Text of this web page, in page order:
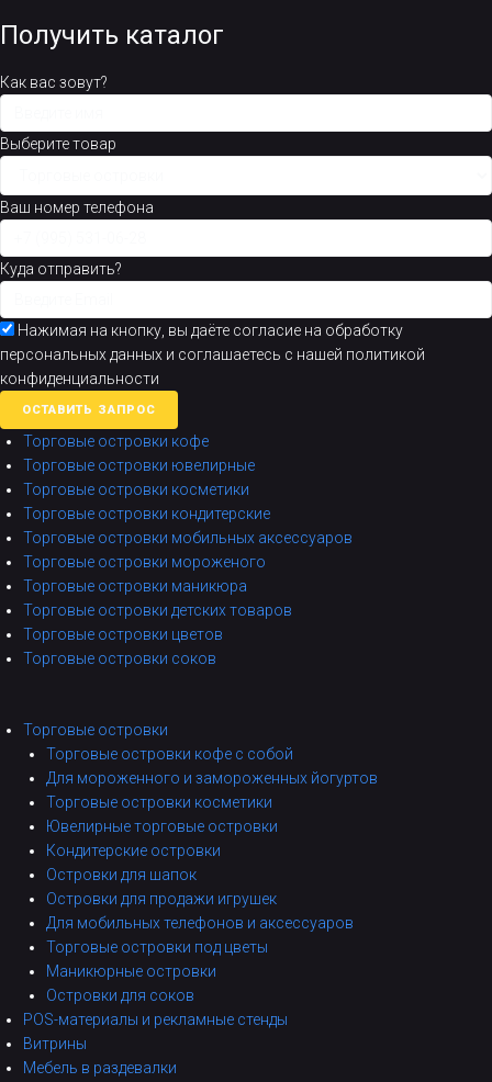
Получить каталог
Как вас зовут?
Выберите товар
Ваш номер телефона
Куда отправить?
Нажимая на кнопку, вы даёте согласие на обработку
персональных данных и соглашаетесь с нашей политикой
конфиденциальности
ОСТАВИТЬ ЗАПРОС
Торговые островки кофе
Торговые островки ювелирные
Торговые островки косметики
Торговые островки кондитерские
Торговые островки мобильных аксессуаров
Торговые островки мороженого
Торговые островки маникюра
Торговые островки детских товаров
Торговые островки цветов
Торговые островки соков
Торговые островки
Торговые островки кофе с собой
Для мороженного и замороженных йогуртов
Торговые островки косметики
Ювелирные торговые островки
Кондитерские островки
Островки для шапок
Островки для продажи игрушек
Для мобильных телефонов и аксессуаров
Торговые островки под цветы
Маникюрные островки
Островки для соков
POS-материалы и рекламные стенды
Витрины
Мебель в раздевалки